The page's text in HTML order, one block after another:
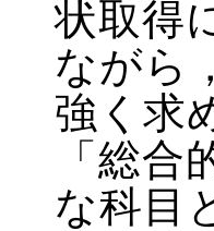
状取得
ながら
強く求
「総
な科目